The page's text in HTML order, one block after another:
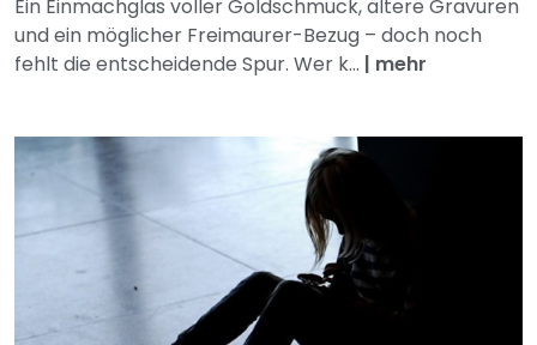
Ein Einmachglas voller Goldschmuck, ältere Gravuren
und ein möglicher Freimaurer-Bezug – doch noch
fehlt die entscheidende Spur. Wer k... | mehr